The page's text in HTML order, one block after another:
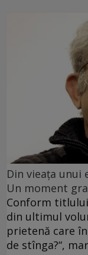
Din vieaţa unui
Un moment
Conform
din ultimul
prietenă care
de stînga?“,